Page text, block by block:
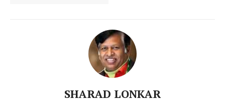
SHARAD LONKAR